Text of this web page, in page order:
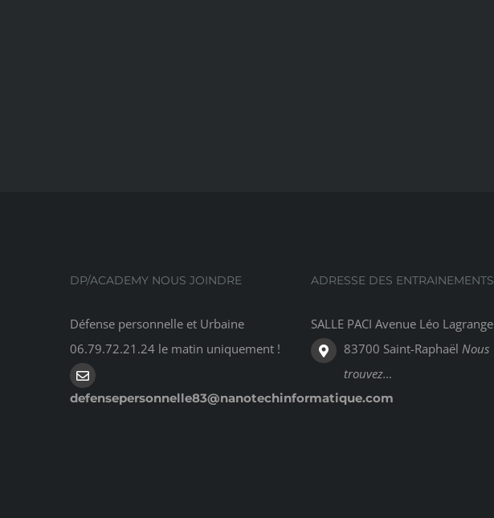
DP/ACADEMY NOUS JOINDRE
Défense personnelle et Urbaine
06.79.72.21.24 le matin uniquement !
defensepersonnelle83@nanotechinformatique.com
ADRESSE DES ENTRAINEMENTS
SALLE PACI Avenue Léo Lagrange
83700 Saint-Raphaël Nous
trouvez…